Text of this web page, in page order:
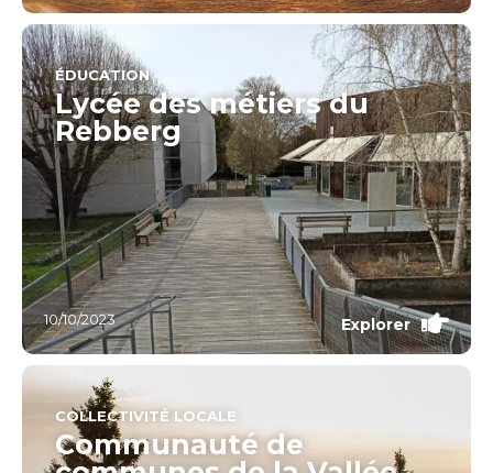
ÉDUCATION
Lycée des métiers du
Rebberg
10/10/2023 Explorer
COLLECTIVITÉ LOCALE
Communauté de